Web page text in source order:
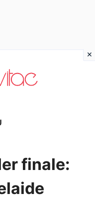
finale: